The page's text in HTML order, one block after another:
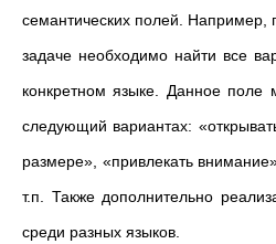
семантических полей. Например,
задаче необходимо найти все
конкретном языке. Данное поле
следующий вариантах:
размере» , «привлекать внимание
т.п. Также дополнительно
среди разных языков.